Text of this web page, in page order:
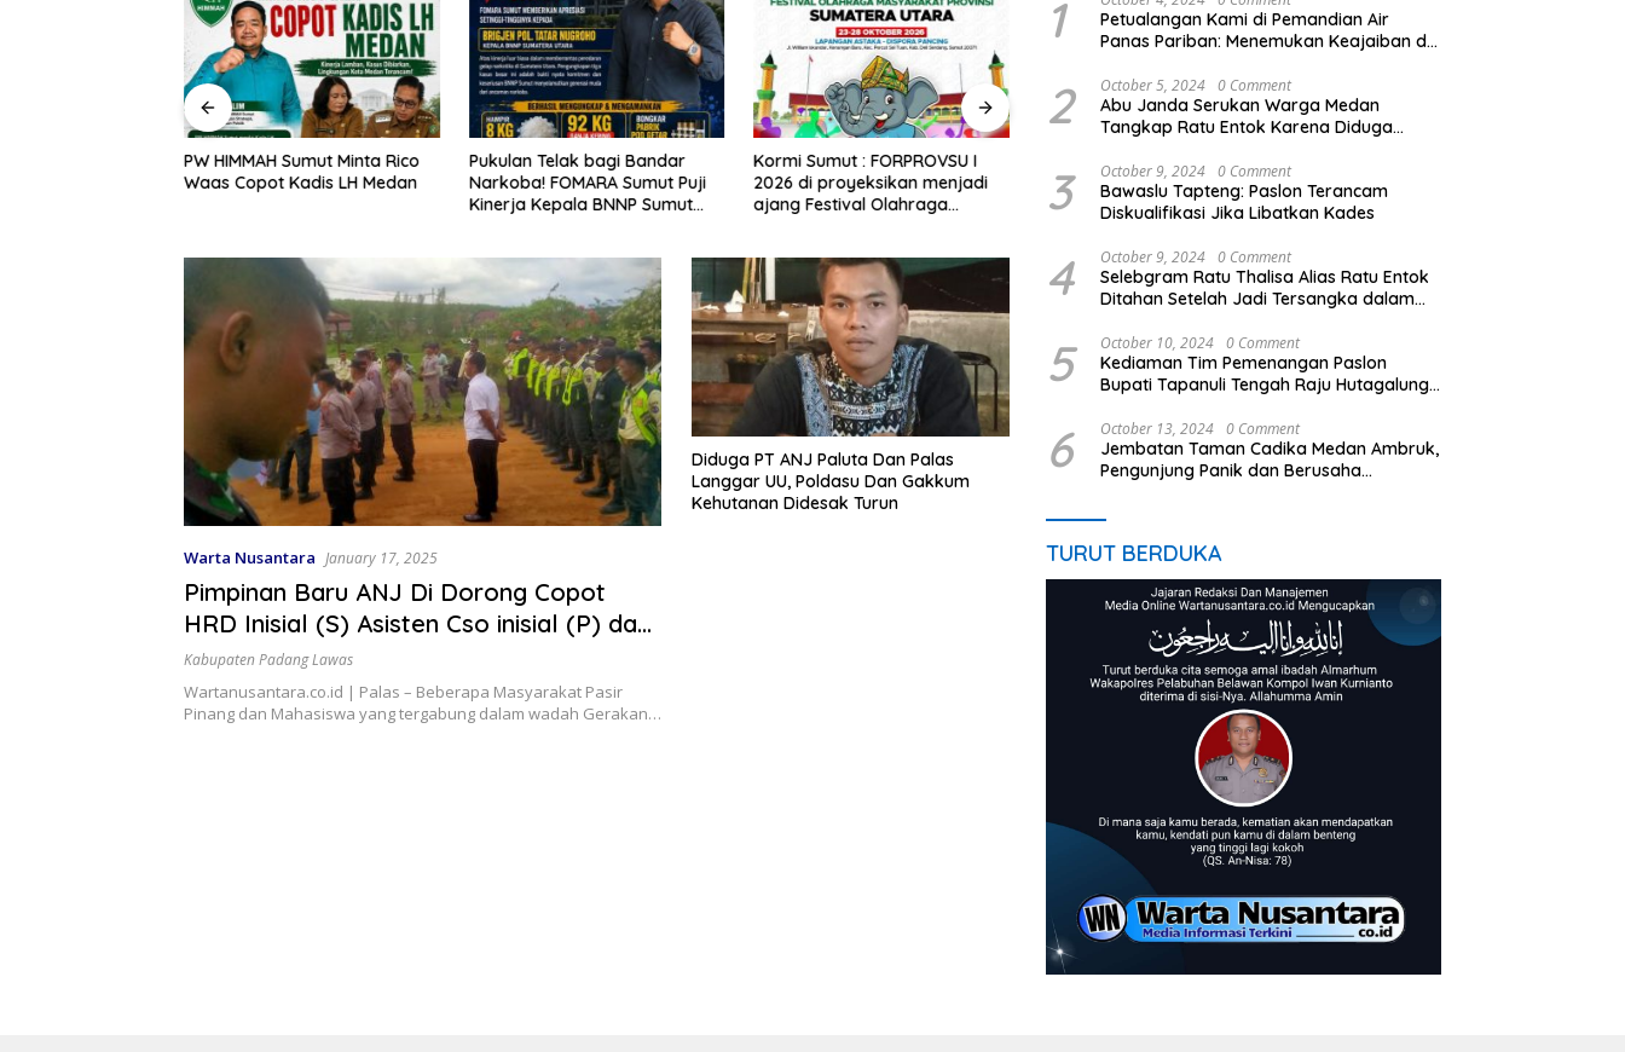
PW HIMMAH Sumut Minta Rico
Waas Copot Kadis LH Medan
Pukulan Telak bagi Bandar
Narkoba! FOMARA Sumut Puji
Kinerja Kepala BNNP Sumut
Kormi Sumut : FORPROVSU I
2026 di proyeksikan menjadi
ajang Festival Olahraga
Tangkap dan periksa Pelaku
Galian C di Sipiongot Bebas
Keruk Sungai dan Operasikan
Stone Crusher di duga tak
Anthony, Ketum GPBN : ‘Tak
Pantas Wakil Rakyat Sebut
Gubernur Arogan’
Warta Nusantara January 17, 2025
Pimpinan Baru ANJ Di Dorong Copot
HRD Inisial (S) Asisten Cso inisial (P) dan
Manajer Wilayah Barat
Kabupaten Padang Lawas
Wartanusantara.co.id | Palas – Beberapa Masyarakat Pasir
Pinang dan Mahasiswa yang tergabung dalam wadah Gerakan…
Diduga PT ANJ Paluta Dan Palas
Langgar UU, Poldasu Dan Gakkum
Kehutanan Didesak Turun
1
Petualangan Kami di Pemandian Air
Panas Pariban: Menemukan Keajaiban di
2 October 5, 2024 0 Comment
Abu Janda Serukan Warga Medan
Tangkap Ratu Entok Karena Diduga
3 October 9, 2024 0 Comment
Bawaslu Tapteng: Paslon Terancam
Diskualifikasi Jika Libatkan Kades
4 October 9, 2024 0 Comment
Selebgram Ratu Thalisa Alias Ratu Entok
Ditahan Setelah Jadi Tersangka dalam
5 October 10, 2024 0 Comment
Kediaman Tim Pemenangan Paslon
Bupati Tapanuli Tengah Raju Hutagalung
6 October 13, 2024 0 Comment
Jembatan Taman Cadika Medan Ambruk,
Pengunjung Panik dan Berusaha
TURUT BERDUKA